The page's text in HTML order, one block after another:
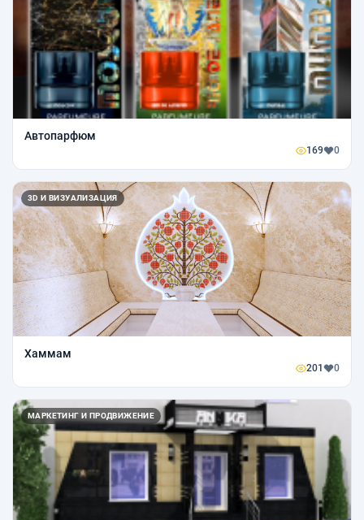
Автопарфюм
169 0
3D И ВИЗУАЛИЗАЦИЯ
Хаммам
201 0
МАРКЕТИНГ И ПРОДВИЖЕНИЕ